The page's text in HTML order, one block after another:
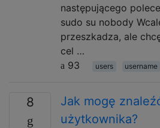
następującego
sudo su nobody
przeszkadza, ale
cel …
93
users username
8
Jak mogę
użytkownika?